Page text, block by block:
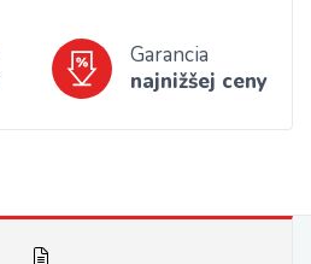
Garancia
najnižšej ceny